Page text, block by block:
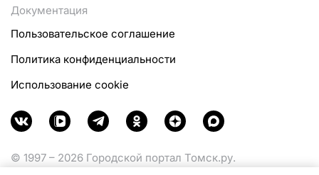
Документация
Пользовательское соглашение
Политика конфиденциальности
Использование cookie
© 1997 – 2026 Городской портал Томск.ру.